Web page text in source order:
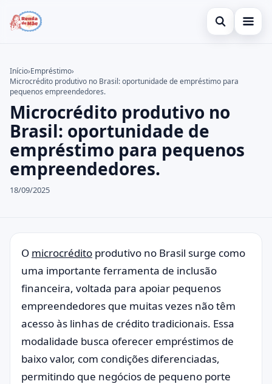
Abrir busca
Cartão de Crédito
Empréstimo
Legal
Buscar no site
Buscar por:
Pressione Enter para buscar ou ESC para fechar.
Início›Empréstimo›
Microcrédito produtivo no Brasil: oportunidade de empréstimo para
pequenos empreendedores.
Microcrédito produtivo no
Brasil: oportunidade de
empréstimo para pequenos
empreendedores.
18/09/2025
O microcrédito produtivo no Brasil surge como
uma importante ferramenta de inclusão
financeira, voltada para apoiar pequenos
empreendedores que muitas vezes não têm
acesso às linhas de crédito tradicionais. Essa
modalidade busca oferecer empréstimos de
baixo valor, com condições diferenciadas,
permitindo que negócios de pequeno porte